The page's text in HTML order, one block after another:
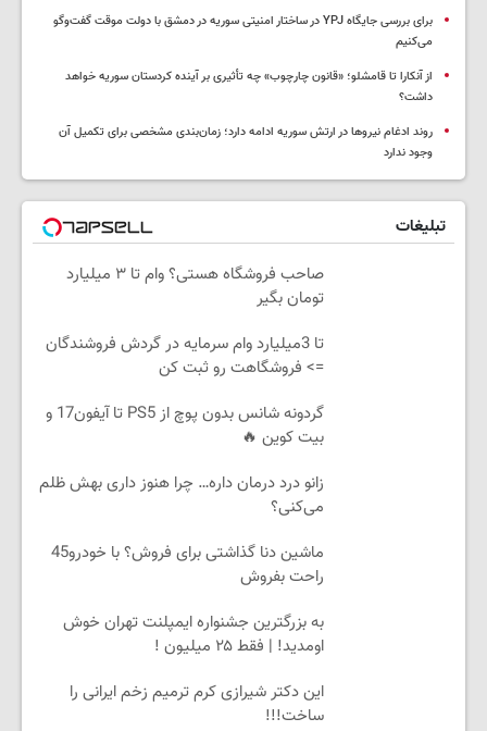
برای بررسی جایگاه YPJ در ساختار امنیتی سوریه در دمشق با دولت موقت گفت‌وگو
می‌کنیم
از آنکارا تا قامشلو؛ «قانون چارچوب» چه تأثیری بر آینده کردستان سوریه خواهد
داشت؟
روند ادغام نیروها در ارتش سوریه ادامه دارد؛ زمان‌بندی مشخصی برای تکمیل آن
وجود ندارد
تبلیغات
صاحب فروشگاه هستی؟ وام تا ۳ میلیارد
تومان بگیر
تا 3میلیارد وام سرمایه در گردش فروشندگان
=> فروشگاهت رو ثبت کن
گردونه شانس بدون پوچ از PS5 تا آیفون17 و
بیت کوین 🔥
زانو درد درمان داره… چرا هنوز داری بهش ظلم
می‌کنی؟
ماشین دنا گذاشتی برای فروش؟ با خودرو45
راحت بفروش
به بزرگترین جشنواره ایمپلنت تهران خوش
اومدید! | فقط ۲۵ میلیون !
این دکتر شیرازی کرم ترمیم زخم ایرانی را
ساخت!!!